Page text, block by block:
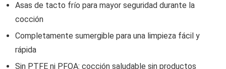
Asas de tacto frío para mayor seguridad durante la
cocción
Completamente sumergible para una limpieza fácil y
rápida
Sin PTFE ni PFOA: cocción saludable sin productos